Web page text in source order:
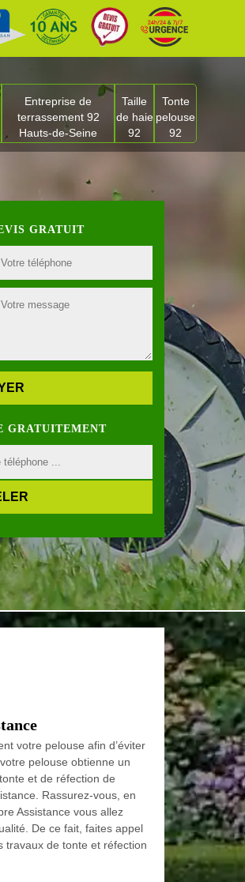
Entreprise de
terrassement 92
Hauts-de-Seine
Taille
de haie
92
Tonte
pelouse
92
GRATUIT
GRATUITEMENT
votre pelouse afin d’éviter
pelouse obtienne un
et de réfection de
Rassurez-vous, en
Assistance vous allez
De ce fait, faites appel
travaux de tonte et réfection